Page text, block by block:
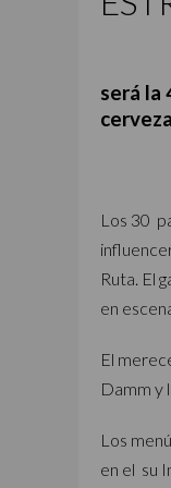
será la
Los 30
Ruta. El
en
El
Damm y
Los
en el su